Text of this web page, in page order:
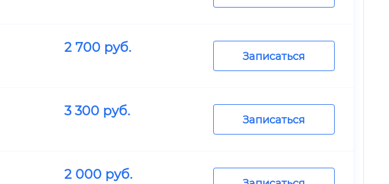
2 700руб.
Записаться
3 300руб.
Записаться
2 000руб.